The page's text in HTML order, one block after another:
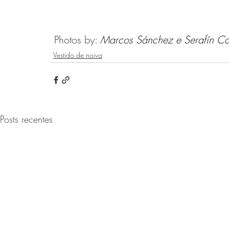
Photos by: Marcos Sánchez e Serafín
Vestido de noiva
Posts recentes